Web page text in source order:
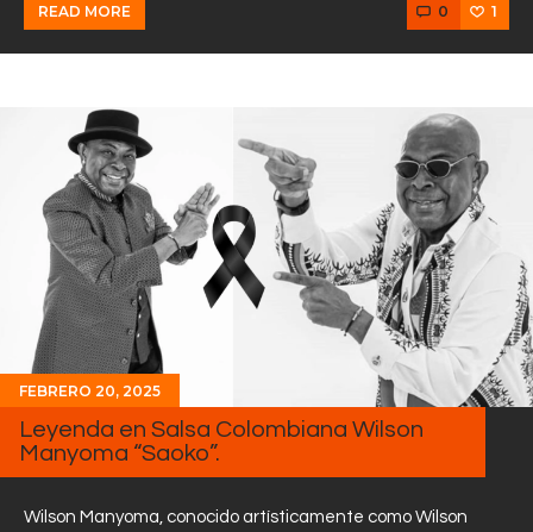
READ MORE 0 1
FEBRERO 20, 2025
Leyenda en Salsa Colombiana Wilson
Manyoma “Saoko”.
Wilson Manyoma, conocido artísticamente como Wilson